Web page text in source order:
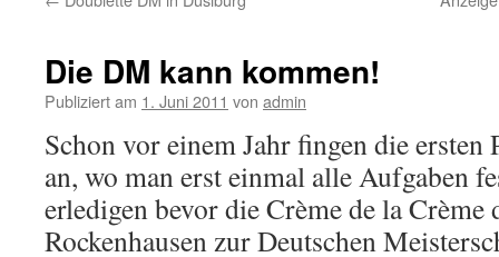
Die DM kann kommen!
Publiziert am 1. Juni 2011 von admin
Schon vor einem Jahr fingen die
an, wo man erst einmal alle Aufgaben
erledigen bevor die Crème de la Crème
Rockenhausen zur Deutschen